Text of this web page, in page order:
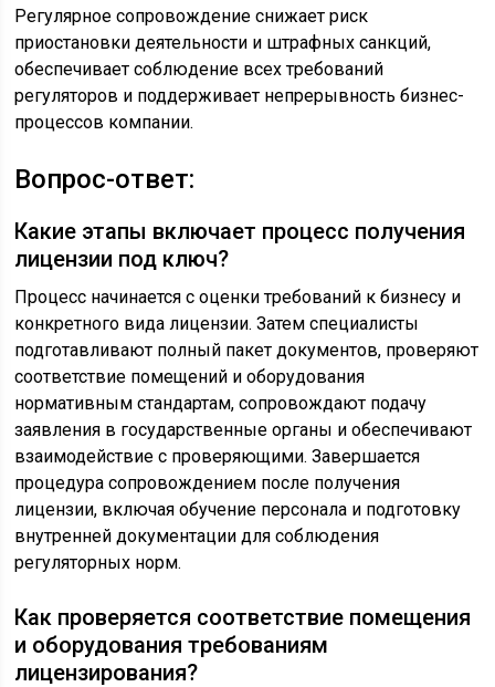
Регулярное сопровождение снижает риск
приостановки деятельности и штрафных санкций,
обеспечивает соблюдение всех требований
регуляторов и поддерживает непрерывность бизнес-
процессов компании.
Вопрос-ответ:
Какие этапы включает процесс получения
лицензии под ключ?
Процесс начинается с оценки требований к бизнесу и
конкретного вида лицензии. Затем специалисты
подготавливают полный пакет документов, проверяют
соответствие помещений и оборудования
нормативным стандартам, сопровождают подачу
заявления в государственные органы и обеспечивают
взаимодействие с проверяющими. Завершается
процедура сопровождением после получения
лицензии, включая обучение персонала и подготовку
внутренней документации для соблюдения
регуляторных норм.
Как проверяется соответствие помещения
и оборудования требованиям
лицензирования?